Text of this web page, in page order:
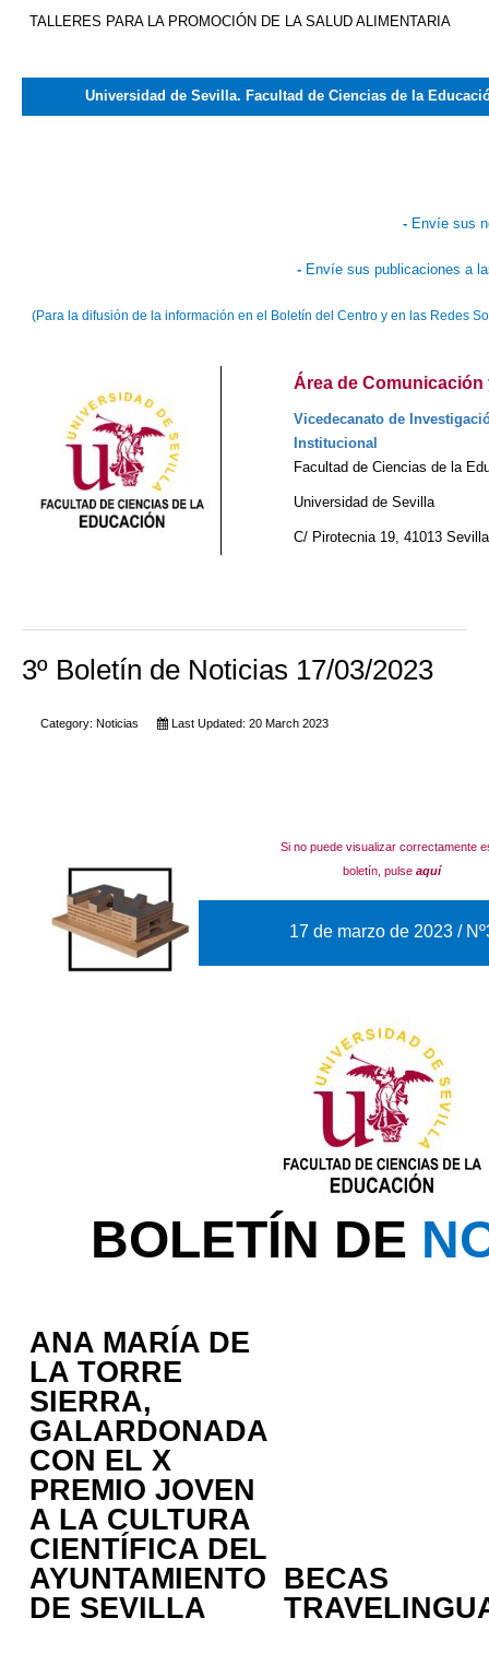
TALLERES PARA LA PROMOCIÓN DE LA SALUD ALIMENTARIA
Universidad de Sevilla. Facultad de Ciencias de la
- Envíe sus
- Envíe sus publicaciones a
(Para la difusión de la información en el Boletín del Centro y en las Redes
Área de
Vicedecanato de
Institucional
Facultad de Ciencias de la
Universidad de Sevilla
C/ Pirotecnia 19, 41013 Sevilla
3º Boletín de Noticias 17/03/2023
Category: Noticias Last Updated: 20 March 2023
Si no puede visualizar correctamente
boletín, pulse aquí
17 de marzo de 2023 /
BOLETÍN DE
ANA MARÍA DE
LA TORRE
SIERRA,
GALARDONADA
CON EL X
PREMIO JOVEN
A LA CULTURA
CIENTÍFICA DEL
AYUNTAMIENTO
DE SEVILLA
BECAS